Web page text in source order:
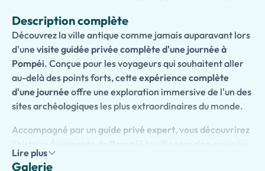
Description complète
Découvrez la ville antique comme jamais auparavant lors
d'une visite guidée privée complète d'une journée à
Pompéi. Conçue pour les voyageurs qui souhaitent aller
au-delà des points forts, cette expérience complète
d'une journéeoffre une exploration immersive de l'un des
sites archéologiques les plus extraordinaires du monde.
Accompagné par un guide privé expert, vous découvrirez
ensevelie par l'éruption du
Lire plus
Galerie